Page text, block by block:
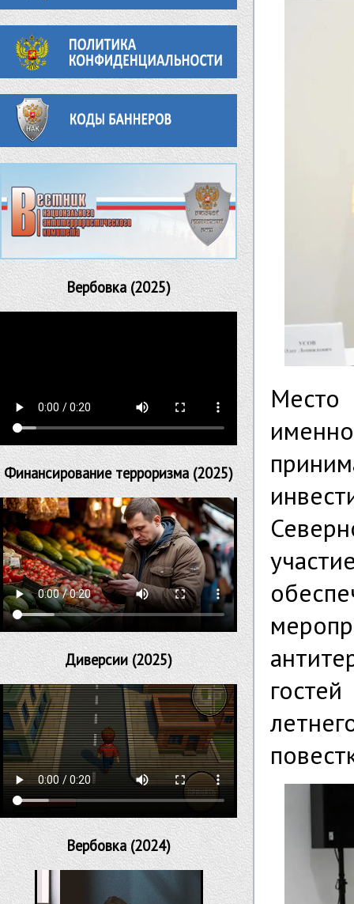
Вербовка (2025)
Финансирование терроризма (2025)
Диверсии (2025)
Вербовка (2024)
Место